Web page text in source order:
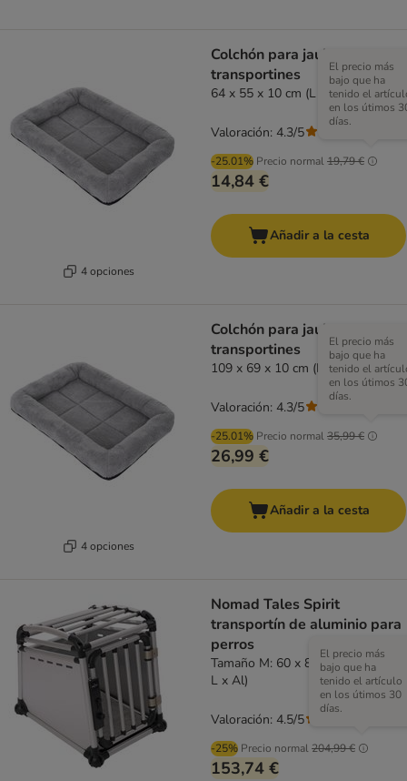
4 opciones
Colchón para jaulas y
transportines
64 x 55 x 10 cm (L x An x Al)
-25.01% Precio normal19,79 €
El precio más
bajo que ha
tenido el
en los útimos
días.
14,84 €
Valoración: 4.3/5
Añadir a la cesta
4 opciones
Colchón para jaulas y
transportines
109 x 69 x 10 cm (L x An x Al)
-25.01% Precio normal35,99 €
El precio más
bajo que ha
tenido el
en los útimos
días.
26,99 €
Valoración: 4.3/5
Añadir a la cesta
Nomad Tales Spirit
transportín de aluminio para
perros
Tamaño M: 60 x 81 x 66 cm (An x
L x Al)
-25% Precio normal204,99 €
El precio más
bajo que ha
tenido el artículo
en los útimos 30
días.
153,74 €
Valoración: 4.5/5